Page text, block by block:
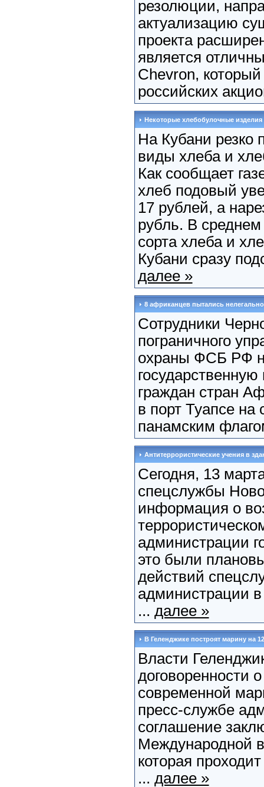
резолюции,
актуализацию
проекта
является
Chevron,
российских
Некоторые хлебобулочные
На Кубани резко
виды хлеба и
Как сообщает
хлеб подовый
17 рублей, а
рубль. В
сорта хлеба и
Кубани сразу
далее »
8 африканцев пытались
Сотрудники
пограничного
охраны ФСБ РФ
граждан стран
в порт Туапсе на
панамским
Антитеррористические учения в
Сегодня, 13
спецслужбы
информация о
администрации
это были
действий
администрации
... далее »
В Геленджике построят марину на
Власти
договоренности
современной
пресс-службе
соглашение
Международной
которая
... далее »